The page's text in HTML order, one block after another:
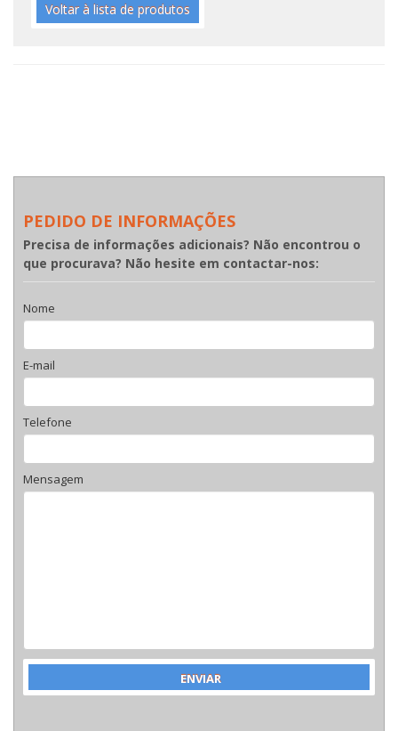
Voltar à lista de produtos
PEDIDO DE INFORMAÇÕES
Precisa de informações adicionais? Não encontrou o
que procurava? Não hesite em contactar-nos:
Nome
E-mail
Telefone
Mensagem